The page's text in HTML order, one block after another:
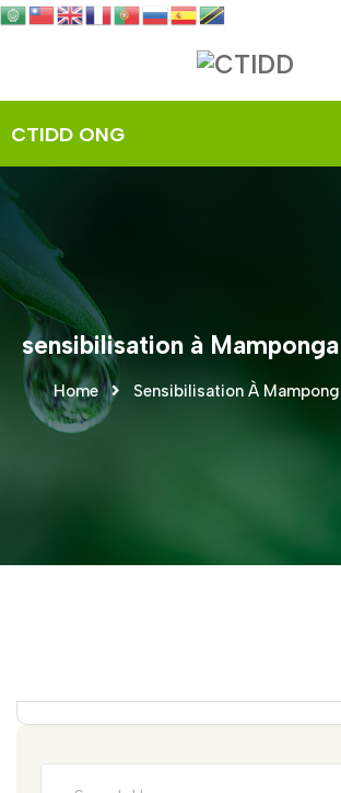
sensibilisation à
Home Sensibilisation À